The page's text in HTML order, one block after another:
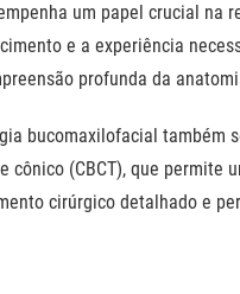
um papel crucial na
e a experiência
profunda da
bucomaxilofacial também
cônico (CBCT), que
cirúrgico detalhado e